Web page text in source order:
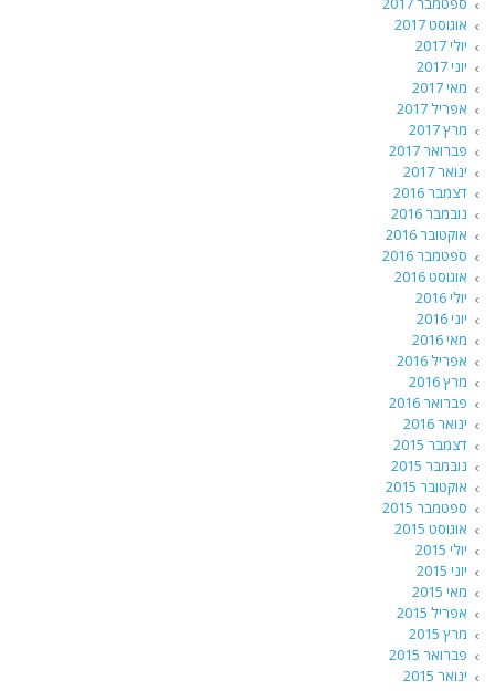
אוגוסט 2017
יולי 2017
יוני 2017
מאי 2017
אפריל 2017
מרץ 2017
פברואר 2017
ינואר 2017
דצמבר 2016
נובמבר 2016
אוקטובר 2016
ספטמבר 2016
אוגוסט 2016
יולי 2016
יוני 2016
מאי 2016
אפריל 2016
מרץ 2016
פברואר 2016
ינואר 2016
דצמבר 2015
נובמבר 2015
אוקטובר 2015
ספטמבר 2015
אוגוסט 2015
יולי 2015
יוני 2015
מאי 2015
אפריל 2015
מרץ 2015
פברואר 2015
ינואר 2015